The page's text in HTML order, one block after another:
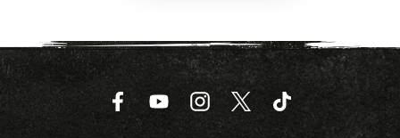
FacebookYouTubeInstagramTwitter TikTok